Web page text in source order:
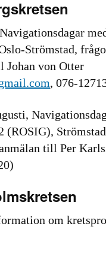
Strömstad,
Johan von Otter
, 076-
(ROSIG),
till Per
om